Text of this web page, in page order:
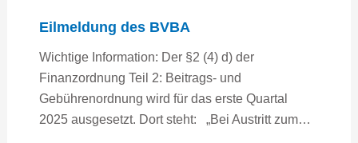
Eilmeldung des BVBA
Wichtige Information: Der §2 (4) d) der
Finanzordnung Teil 2: Beitrags- und
Gebührenordnung wird für das erste Quartal
2025 ausgesetzt. Dort steht: „Bei Austritt zum…